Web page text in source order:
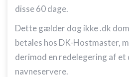
disse 60 dage.
Dette gælder dog ikke .dk
betales hos DK-Hostmaster,
derimod en redelegering af
navneservere.
Ikke-IAB-behandlingsformål:
Nødvendig
Ydeevne